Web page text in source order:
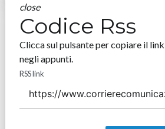
close
Codice Rss
Clicca sul pulsante per copiare il link
negli appunti.
RSS link